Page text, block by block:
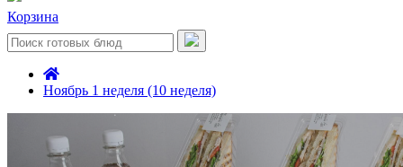
Корзина
Ноябрь 1 неделя (10 неделя)